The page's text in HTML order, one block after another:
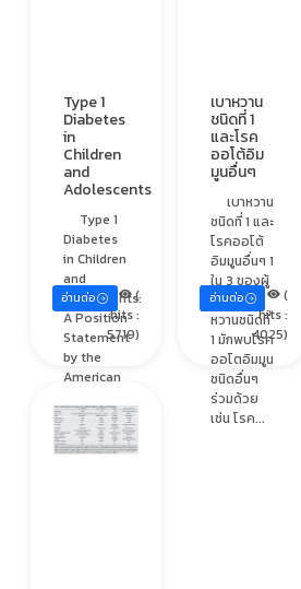
Type 1
Diabetes
in
Children
and
Adolescents
Type 1
Diabetes
in Children
and
Adolescents:
A Position
Statement
by the
American
Association
เบาหวานมี
หลายชนิด
อ่านต่อ
(
hits :
5719)
เบาหวาน
ชนิดที่ 1
และโรค
ออโต้อิม
มูนอื่นๆ
เบาหวาน
ชนิดที่ 1 และ
โรคออโต้
อิมมูนอื่นๆ 1
ใน 3 ของผู้
เป็นเบา
หวานชนิดที่
1 มักพบโรค
ออโตอิมมูน
ชนิดอื่นๆ
ร่วมด้วย
เช่น โรค...
อ่านต่อ
(
hits :
4025)